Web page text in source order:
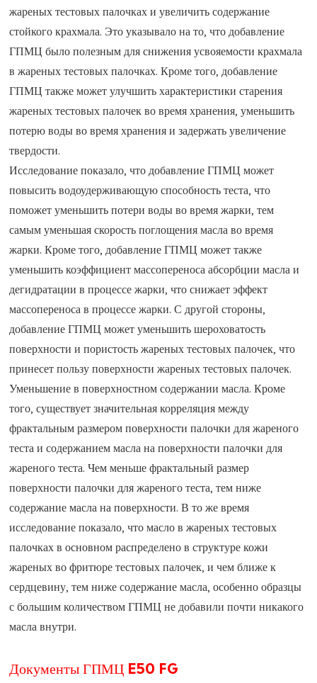
жареных тестовых палочках и увеличить содержание
стойкого крахмала. Это указывало на то, что добавление
ГПМЦ было полезным для снижения усвояемости крахмала
в жареных тестовых палочках. Кроме того, добавление
ГПМЦ также может улучшить характеристики старения
жареных тестовых палочек во время хранения, уменьшить
потерю воды во время хранения и задержать увеличение
твердости.
Исследование показало, что добавление ГПМЦ может
повысить водоудерживающую способность теста, что
поможет уменьшить потери воды во время жарки, тем
самым уменьшая скорость поглощения масла во время
жарки. Кроме того, добавление ГПМЦ может также
уменьшить коэффициент массопереноса абсорбции масла и
дегидратации в процессе жарки, что снижает эффект
массопереноса в процессе жарки. С другой стороны,
добавление ГПМЦ может уменьшить шероховатость
поверхности и пористость жареных тестовых палочек, что
принесет пользу поверхности жареных тестовых палочек.
Уменьшение в поверхностном содержании масла. Кроме
того, существует значительная корреляция между
фрактальным размером поверхности палочки для жареного
теста и содержанием масла на поверхности палочки для
жареного теста. Чем меньше фрактальный размер
поверхности палочки для жареного теста, тем ниже
содержание масла на поверхности. В то же время
исследование показало, что масло в жареных тестовых
палочках в основном распределено в структуре кожи
жареных во фритюре тестовых палочек, и чем ближе к
сердцевину, тем ниже содержание масла, особенно образцы
с большим количеством ГПМЦ не добавили почти никакого
масла внутри.
Документы ГПМЦ E50 FG